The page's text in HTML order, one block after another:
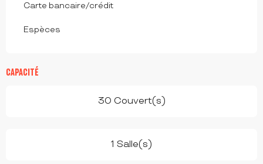
Carte bancaire/crédit
Espèces
CAPACITÉ
30 Couvert(s)
1 Salle(s)